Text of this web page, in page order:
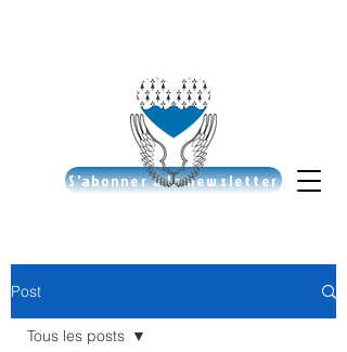
S'abonner à la newsletter
Post
Tous les posts